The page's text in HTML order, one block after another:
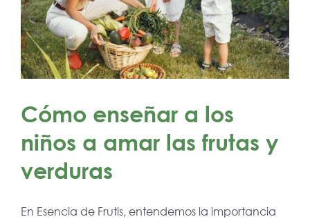
Cómo enseñar a los
niños a amar las frutas y
verduras
En Esencia de Frutis, entendemos la importancia